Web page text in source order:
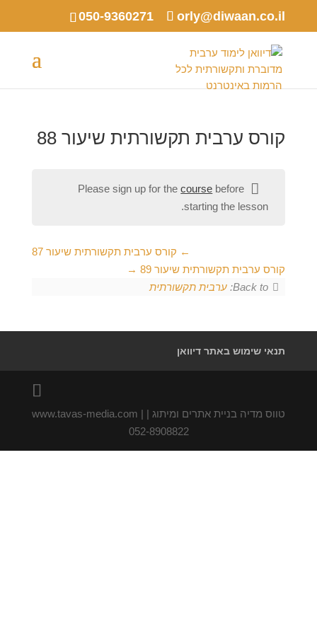
050-9360271 orly@diwaan.co.il
קורס ערבית תקשורתית שיעור 88
Please sign up for thecourse before
starting the lesson.
קורס ערבית תקשורתית שיעור 87
קורס ערבית תקשורתית שיעור 89
Back to: ערבית תקשורתית
תנאי שימוש באתר דיוואן
טווס מדיה בניית אתרים ומיתוג | www.tavas-media.com |
052-8908822